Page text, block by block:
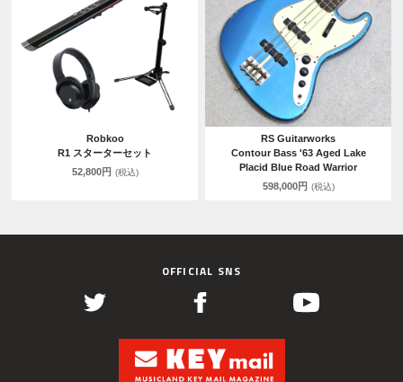
Robkoo
R1 スターターセット
52,800円 (税込)
RS Guitarworks
Contour Bass '63 Aged Lake
Placid Blue Road Warrior
598,000円 (税込)
OFFICIAL SNS